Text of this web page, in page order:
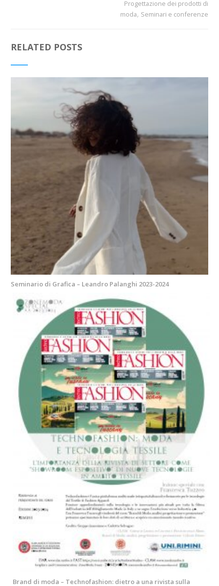
Progettazione dei prodotti di
moda, Seminari e conferenze
RELATED POSTS
Seminario di Grafica – Leandro Palanghi 2023-2024
Brand di moda – Technofashion: dietro a una rivista sulla